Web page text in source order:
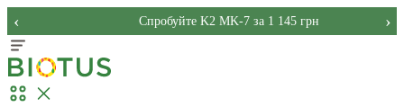
Спробуйте K2 MK-7 за 1 145 грн
‹ ›